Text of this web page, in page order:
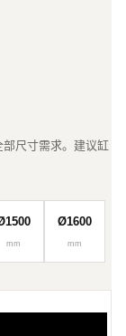
尺寸需求。建议缸
mm
Ø1600
mm